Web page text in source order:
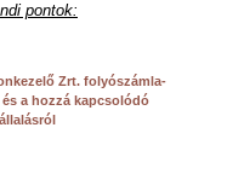
pontok:
Zrt. folyószámla-
a hozzá kapcsolódó